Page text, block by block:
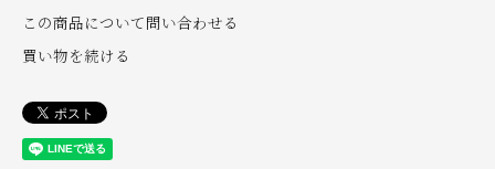
この商品について問い合わせる
買い物を続ける